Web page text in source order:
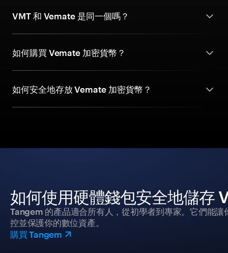
VMT 和 Vemate 是同一個嗎？
如何購買 Vemate 加密貨幣？
如何安全地存放 Vemate 加密貨幣？
如何使用硬體錢包安全地儲存
Tangem 的產品適合所有人，從初學者到專家。它們能
控並保護你的數位資產。
購買 Tangem